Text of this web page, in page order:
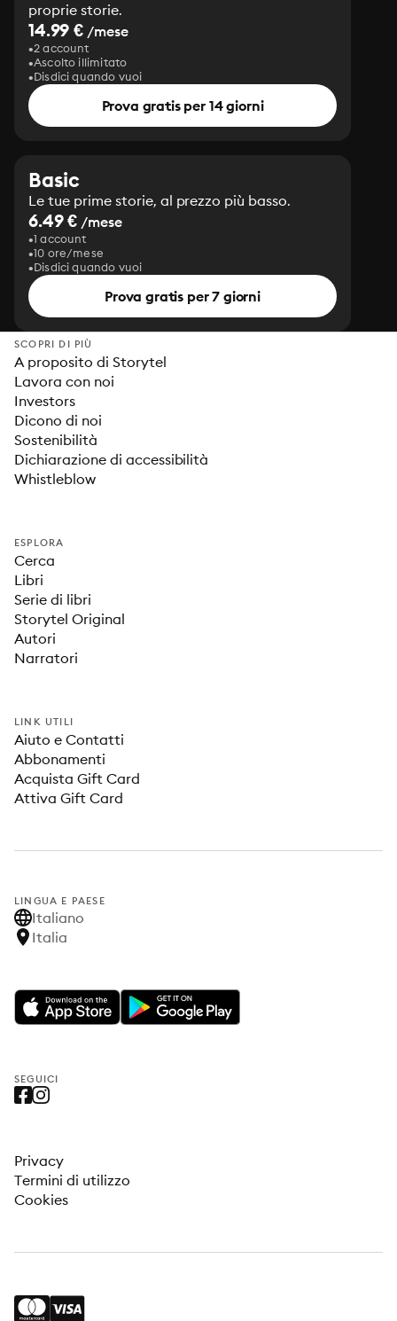
proprie storie.
14.99 € /mese
2 account
Ascolto illimitato
Disdici quando vuoi
Prova gratis per 14 giorni
Basic
Le tue prime storie, al prezzo più basso.
6.49 € /mese
1 account
10 ore/mese
Disdici quando vuoi
Prova gratis per 7 giorni
SCOPRI DI PIÙ
A proposito di Storytel
Lavora con noi
Investors
Dicono di noi
Sostenibilità
Dichiarazione di accessibilità
Whistleblow
ESPLORA
Cerca
Libri
Serie di libri
Storytel Original
Autori
Narratori
LINK UTILI
Aiuto e Contatti
Abbonamenti
Acquista Gift Card
Attiva Gift Card
LINGUA E PAESE
Italiano
Italia
SEGUICI
Privacy
Termini di utilizzo
Cookies